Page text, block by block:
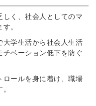
く、社会人としてのマ
。
大学生活から社会人生活
ベーション低下を防ぐ
ロールを身に着け、職場